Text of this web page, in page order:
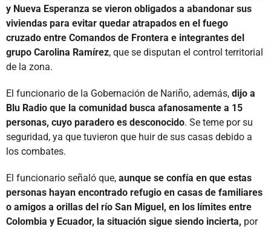
y Nueva Esperanza se vieron obligados a abandonar sus
viviendas para evitar quedar atrapados en el fuego
cruzado entre Comandos de Frontera e integrantes del
grupo Carolina Ramírez, que se disputan el control territorial
de la zona.
El funcionario de la Gobernación de Nariño, además, dijo a
Blu Radio que la comunidad busca afanosamente a 15
personas, cuyo paradero es desconocido. Se teme por su
seguridad, ya que tuvieron que huir de sus casas debido a
los combates.
El funcionario señaló que, aunque se confía en que estas
personas hayan encontrado refugio en casas de familiares
o amigos a orillas del río San Miguel, en los límites entre
Colombia y Ecuador, la situación sigue siendo incierta, por